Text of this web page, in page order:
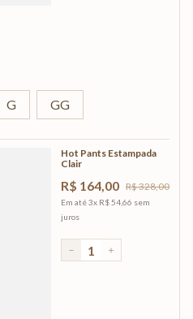
G GG
Hot Pants Estampada
Clair
R$ 164,00 R$328,00
Em até3x R$ 5466 sem
juros
＋
－